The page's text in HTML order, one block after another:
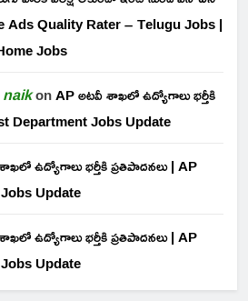
Ads Quality Rater – Telugu Jobs |
Jobs
onAP అటవీ శాఖలో ఉద్యోగాలు భర్తీకి
Department Jobs Update
ఉద్యోగాలు భర్తీకి ప్రతిపాదనలు | AP
Update
ఉద్యోగాలు భర్తీకి ప్రతిపాదనలు | AP
Update